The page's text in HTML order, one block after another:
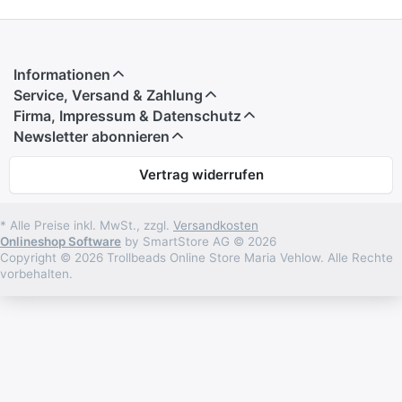
Informationen
Service, Versand & Zahlung
Firma, Impressum & Datenschutz
Newsletter abonnieren
Vertrag widerrufen
* Alle Preise inkl. MwSt., zzgl. Versandkosten
Onlineshop Software by SmartStore AG © 2026
Copyright © 2026 Trollbeads Online Store Maria Vehlow. Alle Rechte
vorbehalten.